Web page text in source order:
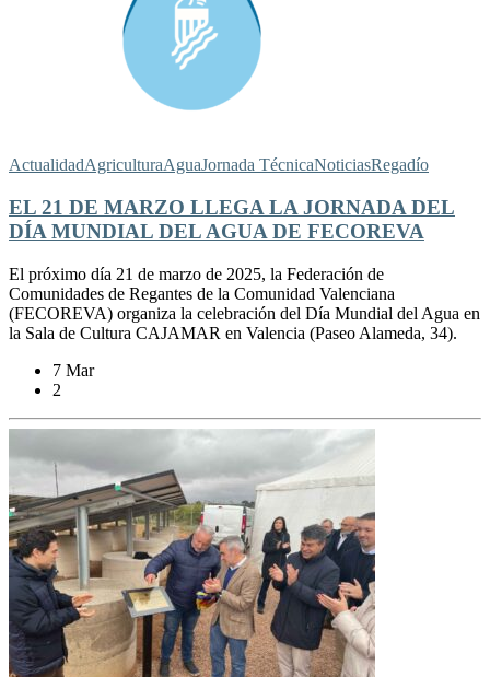
ActualidadAgriculturaAguaJornada TécnicaNoticiasRegadío
EL 21 DE MARZO LLEGA LA JORNADA DEL
DÍA MUNDIAL DEL AGUA DE FECOREVA
El próximo día 21 de marzo de 2025, la Federación de
Comunidades de Regantes de la Comunidad Valenciana
(FECOREVA) organiza la celebración del Día Mundial del Agua en
la Sala de Cultura CAJAMAR en Valencia (Paseo Alameda, 34).
7 Mar
2